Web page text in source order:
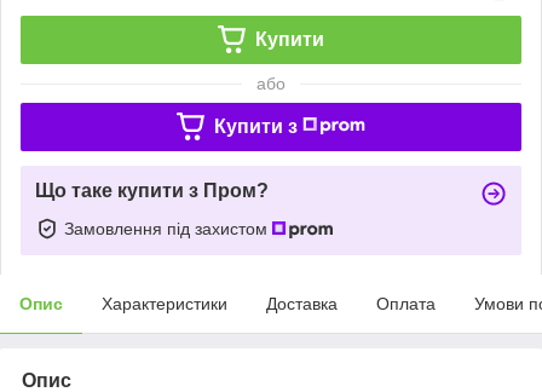
Купити
або
Купити з
Що таке купити з Пром?
Замовлення під захистом
Опис Характеристики Доставка Оплата Умови
Опис